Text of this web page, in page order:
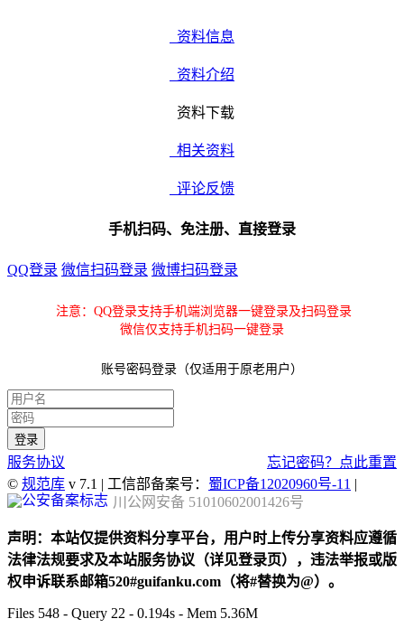
资料信息
资料介绍
资料下载
相关资料
评论反馈
手机扫码、免注册、直接登录
QQ登录 微信扫码登录 微博扫码登录
注意：QQ登录支持手机端浏览器一键登录及扫码登录
微信仅支持手机扫码一键登录
账号密码登录（仅适用于原老用户）
服务协议
忘记密码？点此重置
© 规范库 v 7.1 | 工信部备案号： 蜀ICP备12020960号-11 |
川公网安备 51010602001426号
声明：本站仅提供资料分享平台，用户时上传分享资料应遵循
法律法规要求及本站服务协议（详见登录页），违法举报或版
权申诉联系邮箱520#guifanku.com（将#替换为@）。
Files 548 - Query 22 - 0.194s - Mem 5.36M